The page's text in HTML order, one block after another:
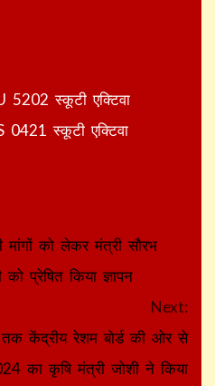
स्कूटी एक्टिवा
स्कूटी एक्टिवा
को लेकर मंत्री सौरभ
प्रेषित किया ज्ञापन
Next:
केंद्रीय रेशम बोर्ड की ओर से
का कृषि मंत्री जोशी ने किया